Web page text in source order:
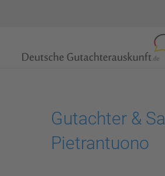
Gutachter &
Pietrantuono